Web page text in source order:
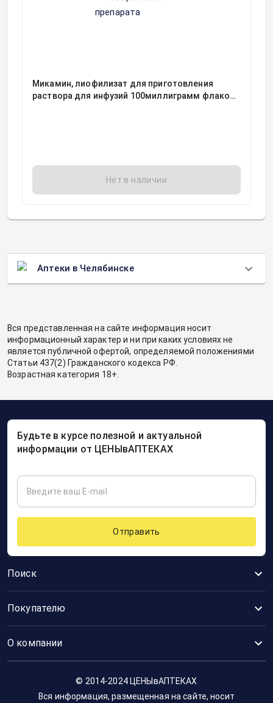
Микамин, лиофилизат для приготовления
раствора для инфузий 100миллиграмм флакон,
Нет в наличии
Аптеки в Челябинске
Вся представленная на сайте информация носит
информационный характер и ни при каких условиях не
является публичной офертой, определяемой положениями
Статьи 437(2) Гражданского кодекса РФ.
Возрастная категория 18+.
Поиск
Покупателю
О компании
Будьте в курсе полезной и актуальной
информации от ЦЕНЫвАПТЕКАХ
Отправить
© 2014-2024 ЦЕНЫвАПТЕКАХ
Вся информация, размещенная на сайте, носит